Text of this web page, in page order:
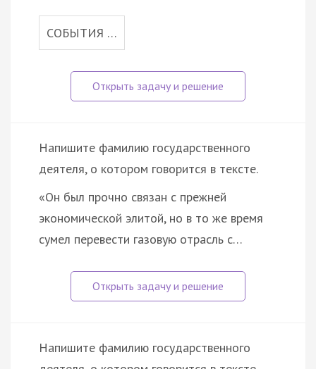
СОБЫТИЯ …
Напишите фамилию государственного
деятеля, о котором говорится в тексте.
«Он был прочно связан с прежней
экономической элитой, но в то же время
сумел перевести газовую отрасль с…
Напишите фамилию государственного